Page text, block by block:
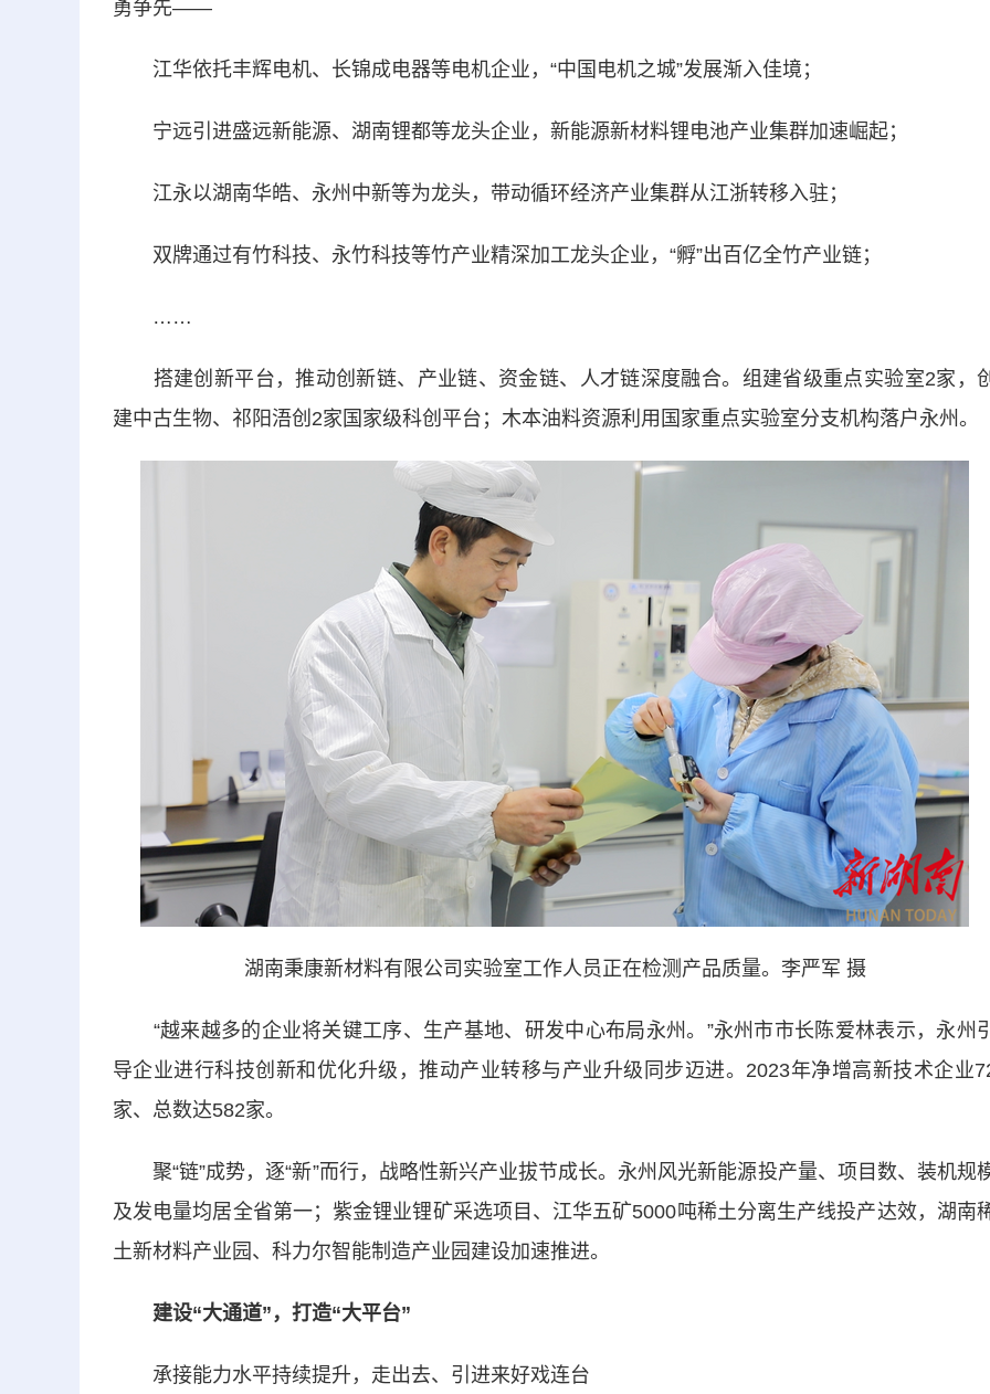
勇争先——
江华依托丰辉电机、长锦成电器等电机企业，“中国电机之城”发展渐入佳境；
宁远引进盛远新能源、湖南锂都等龙头企业，新能源新材料锂电池产业集群加速崛起；
江永以湖南华皓、永州中新等为龙头，带动循环经济产业集群从江浙转移入驻；
双牌通过有竹科技、永竹科技等竹产业精深加工龙头企业，“孵”出百亿全竹产业链；
……
搭建创新平台，推动创新链、产业链、资金链、人才链深度融合。组建省级重点实验室2家，
建中古生物、祁阳浯创2家国家级科创平台；木本油料资源利用国家重点实验室分支机构落户永州。
湖南秉康新材料有限公司实验室工作人员正在检测产品质量。李严军 摄
“越来越多的企业将关键工序、生产基地、研发中心布局永州。”永州市市长陈爱林表示，永州
导企业进行科技创新和优化升级，推动产业转移与产业升级同步迈进。2023年净增高新技术企业
家、总数达582家。
聚“链”成势，逐“新”而行，战略性新兴产业拔节成长。永州风光新能源投产量、项目数、装机规
及发电量均居全省第一；紫金锂业锂矿采选项目、江华五矿5000吨稀土分离生产线投产达效，湖南
土新材料产业园、科力尔智能制造产业园建设加速推进。
建设“大通道”，打造“大平台”
承接能力水平持续提升，走出去、引进来好戏连台